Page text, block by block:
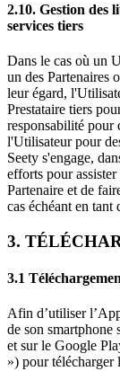
2.10. Gestion des
services tiers
Dans le cas où un
un des Partenaires
leur égard,
Prestataire tiers
responsabilité pour
l'Utilisateur pour
Seety s'engage,
efforts pour
Partenaire et de
cas échéant en tant
3.
3.1
Afin d’utiliser
de son smartphone
et sur le Google
») pour télécharger